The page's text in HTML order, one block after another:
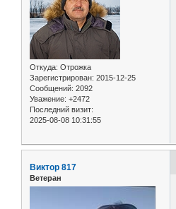
Откуда: Отрожка
Зарегистрирован: 2015-12-25
Сообщений: 2092
Уважение: +2472
Последний визит:
2025-08-08 10:31:55
Виктор 817
Ветеран